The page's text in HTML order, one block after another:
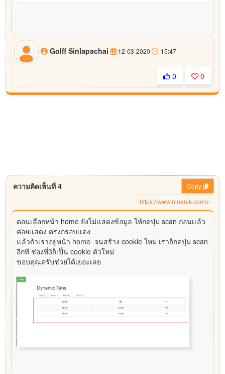
Golff Sinlapachai 12-03-2020 15:47
0 0
ความคิดเห็นที่ 4 Copy
ตอนเลือกหน้า home ยังไม่เเสดงข้อมูล ให้กดปุ่ม scan ก่อนเเล้ว
ค่อยเเสดง ตรงกรอบเเดง
เเล้วถ้าเราอยู่หน้า home จนสร้าง cookie ใหม่ เราก็กดปุ่ม scan
อีกที ช่องที่3ก็เป็นcookie ตัวใหม่
ขอบคุณครับช่วยได้เยอะเลย